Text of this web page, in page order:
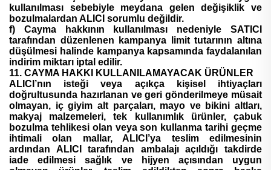
kullanılması sebebiyle meydana gelen değişiklik ve
bozulmalardan ALICI sorumlu değildir.
f) Cayma hakkının kullanılması nedeniyle SATICI
tarafından düzenlenen kampanya limit tutarının altına
düşülmesi halinde kampanya kapsamında faydalanılan
indirim miktarı iptal edilir.
11. CAYMA HAKKI KULLANILAMAYACAK ÜRÜNLER
ALICI’nın isteği veya açıkça kişisel ihtiyaçları
doğrultusunda hazırlanan ve geri gönderilmeye müsait
olmayan, iç giyim alt parçaları, mayo ve bikini altları,
makyaj malzemeleri, tek kullanımlık ürünler, çabuk
bozulma tehlikesi olan veya son kullanma tarihi geçme
ihtimali olan mallar, ALICI’ya teslim edilmesinin
ardından ALICI tarafından ambalajı açıldığı takdirde
iade edilmesi sağlık ve hijyen açısından uygun